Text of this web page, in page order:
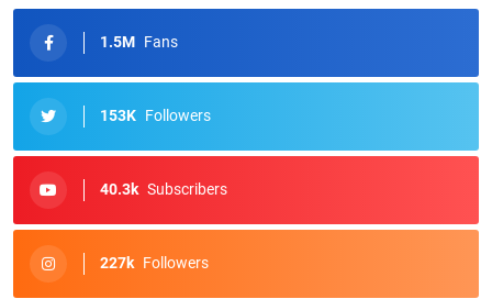
1.5M Fans
153K Followers
40.3k Subscribers
227k Followers